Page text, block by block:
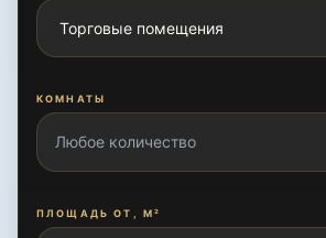
Бухоро
КОМНАТЫ
ПЛОЩАДЬ ОТ, М²